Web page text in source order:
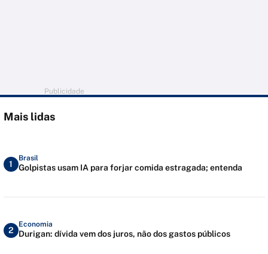
Publicidade
Mais lidas
1
Brasil
Golpistas usam IA para forjar comida estragada; entenda
2
Economia
Durigan: dívida vem dos juros, não dos gastos públicos